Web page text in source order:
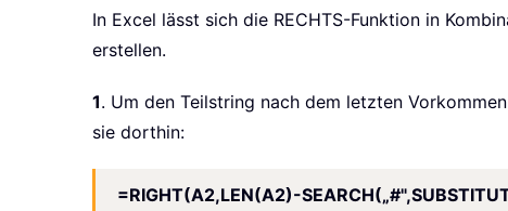
In Excel lässt sich die RECHTS-Funktion in
erstellen.
1. Um den Teilstring nach dem letzten
sie dorthin:
=RIGHT(A2,LEN(A2)-